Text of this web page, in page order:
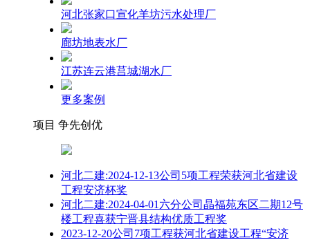
河北张家口宣化羊坊污水处理厂
廊坊地表水厂
江苏连云港莒城湖水厂
更多案例
项目 争先创优
河北二建:2024-12-13公司5项工程荣获河北省建设
工程安济杯奖
河北二建:2024-04-01六分公司晶福苑东区二期12号
楼工程喜获宁晋县结构优质工程奖
2023-12-20公司7项工程获河北省建设工程“安济